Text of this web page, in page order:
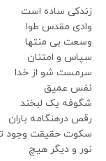
زندکی ساده است
وادی مقدس طوا
وسعت بی منتها
سپاس و امتنان
سرمست شو از خدا
نفس عمیق
شگوفه یک لبخند
رقص درهنگامه باران
سکوت حقیقت وجود
نور و دیگر هیچ